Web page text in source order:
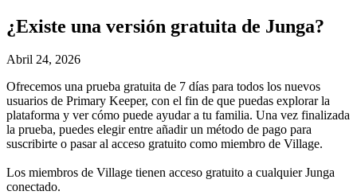
¿Existe una versión gratuita de Junga?
Abril 24, 2026
Ofrecemos una prueba gratuita de 7 días para todos los nuevos
usuarios de Primary Keeper, con el fin de que puedas explorar la
plataforma y ver cómo puede ayudar a tu familia. Una vez finalizada
la prueba, puedes elegir entre añadir un método de pago para
suscribirte o pasar al acceso gratuito como miembro de Village.
Los miembros de Village tienen acceso gratuito a cualquier Junga
conectado.